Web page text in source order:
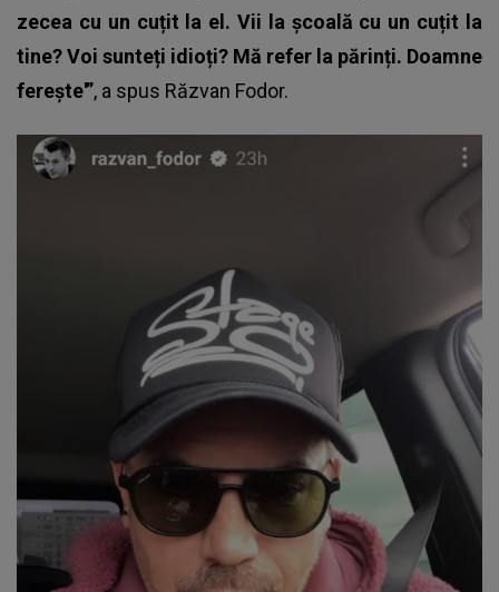
zecea cu un cuțit la el. Vii la școală cu un cuțit la
tine? Voi sunteți idioți? Mă refer la părinți. Doamne
ferește'”, a spus Răzvan Fodor.